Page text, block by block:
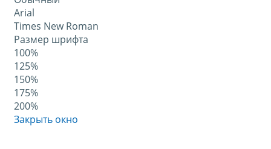
Arial
Times New Roman
Размер шрифта
100%
125%
150%
175%
200%
Закрыть окно